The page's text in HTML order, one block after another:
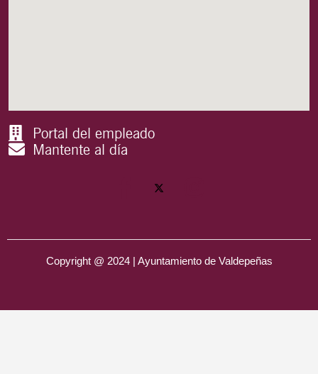
Portal del empleado
Mantente al día
Copyright @ 2024 | Ayuntamiento de Valdepeñas